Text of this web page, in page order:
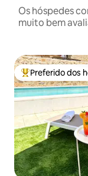
Os hóspedes
muito bem
Entre os
Preferido dos